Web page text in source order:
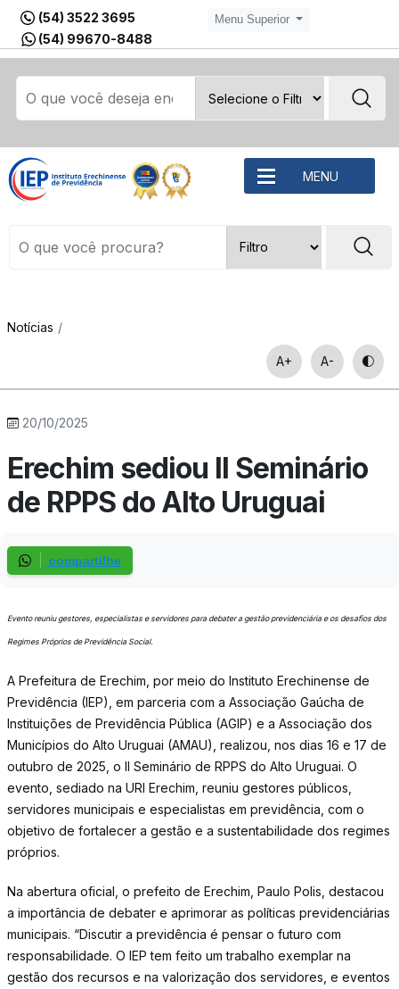
(54) 3522 3695
(54) 99670-8488
Menu Superior
MENU
Notícias
A+ A-
20/10/2025
Erechim sediou II Seminário
de RPPS do Alto Uruguai
compartilhe
Evento reuniu gestores, especialistas e servidores para debater a gestão previdenciária e os desafios dos
Regimes Próprios de Previdência Social.
A Prefeitura de Erechim, por meio do Instituto Erechinense de
Previdência (IEP), em parceria com a Associação Gaúcha de
Instituições de Previdência Pública (AGIP) e a Associação dos
Municípios do Alto Uruguai (AMAU), realizou, nos dias 16 e 17 de
outubro de 2025, o II Seminário de RPPS do Alto Uruguai. O
evento, sediado na URI Erechim, reuniu gestores públicos,
servidores municipais e especialistas em previdência, com o
objetivo de fortalecer a gestão e a sustentabilidade dos regimes
próprios.
Na abertura oficial, o prefeito de Erechim, Paulo Polis, destacou
a importância de debater e aprimorar as políticas previdenciárias
municipais. “Discutir a previdência é pensar o futuro com
responsabilidade. O IEP tem feito um trabalho exemplar na
gestão dos recursos e na valorização dos servidores, e eventos